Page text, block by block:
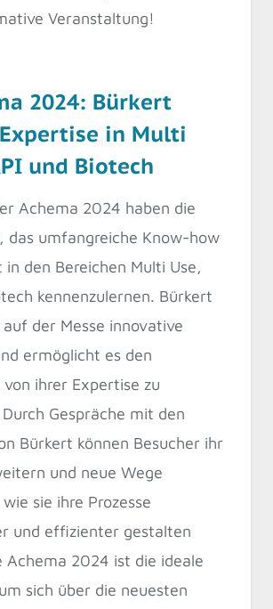
Veranstaltung!
2024: Bürkert
in Multi
und Biotech
Achema 2024 haben die
das umfangreiche Know-how
in den Bereichen Multi Use,
kennenzulernen. Bürkert
der Messe innovative
ermöglicht es den
von ihrer Expertise zu
Gespräche mit den
Bürkert können Besucher ihr
und neue Wege
sie ihre Prozesse
und effizienter gestalten
Achema 2024 ist die ideale
sich über die neuesten